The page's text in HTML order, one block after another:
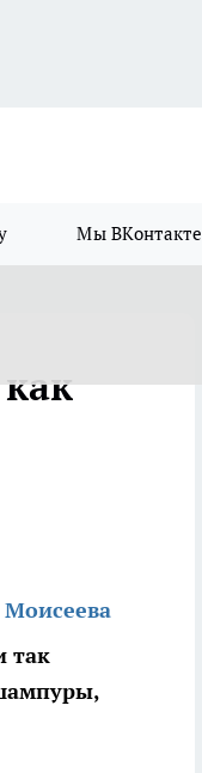
Мы ВКонтакте
Моисеева
так